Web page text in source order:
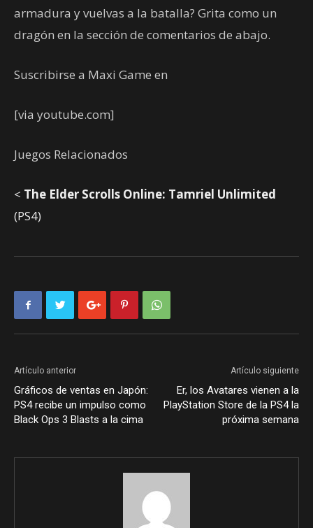
armadura y vuelvas a la batalla? Grita como un
dragón en la sección de comentarios de abajo.
Suscribirse a Maxi Game en
[via youtube.com]
Juegos Relacionados
< The Elder Scrolls Online: Tamriel Unlimited
(PS4)
Artículo anterior
Gráficos de ventas en Japón:
PS4 recibe un impulso como
Black Ops 3 Blasts a la cima
Artículo siguiente
Er, los Avatares vienen a la
PlayStation Store de la PS4 la
próxima semana